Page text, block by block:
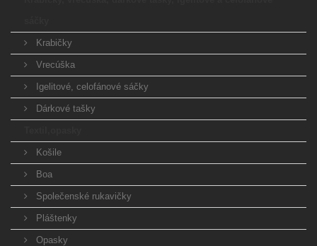
Krabičky
Vrecúška
Igelitové, celofánové sáčky
Dárkové tašky
Košile
Boa
Společenské rukavičky
Pláštenky
Opasky